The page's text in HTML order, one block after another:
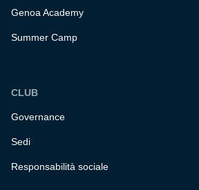
Genoa Academy
Summer Camp
CLUB
Governance
Sedi
Responsabilità sociale